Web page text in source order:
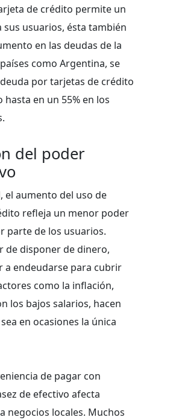
de crédito permite un
sus usuarios, ésta también
en las deudas de la
como Argentina, se
por tarjetas de crédito
hasta en un 55% en los
del poder
el aumento del uso de
refleja un menor poder
parte de los usuarios.
de disponer de dinero,
a endeudarse para cubrir
como la inflación,
los bajos salarios, hacen
en ocasiones la única
de pagar con
de efectivo afecta
negocios locales. Muchos